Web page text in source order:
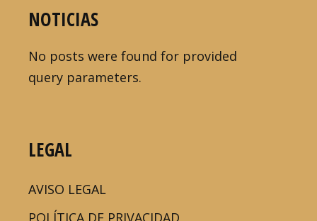
NOTICIAS
No posts were found for provided
query parameters.
LEGAL
AVISO LEGAL
POLÍTICA DE PRIVACIDAD